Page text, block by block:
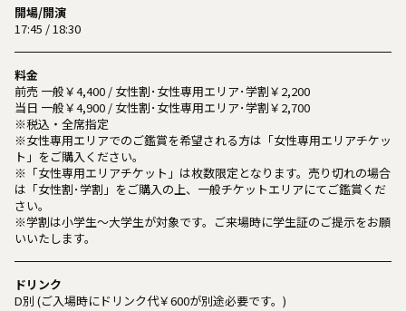
開場/開演
17:45 / 18:30
料金
前売 一般￥4,400 / 女性割･女性専用エリア･学割￥2,200
当日 一般￥4,900 / 女性割･女性専用エリア･学割￥2,700
※税込・全席指定
※女性専用エリアでのご鑑賞を希望される方は「女性専用エリアチケッ
ト」をご購入ください。
※「女性専用エリアチケット」は枚数限定となります。売り切れの場合
は「女性割･学割」をご購入の上、一般チケットエリアにてご鑑賞くだ
さい。
※学割は小学生〜大学生が対象です。ご来場時に学生証のご提示をお願
いいたします。
ドリンク
D別 (ご入場時にドリンク代￥600が別途必要です。)